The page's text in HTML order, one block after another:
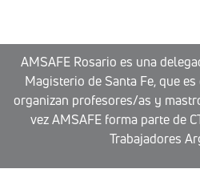
AMSAFE Rosario es una
Magisterio de Santa Fe, que
organizan profesores/as y
vez AMSAFE forma parte de
Trabajadores